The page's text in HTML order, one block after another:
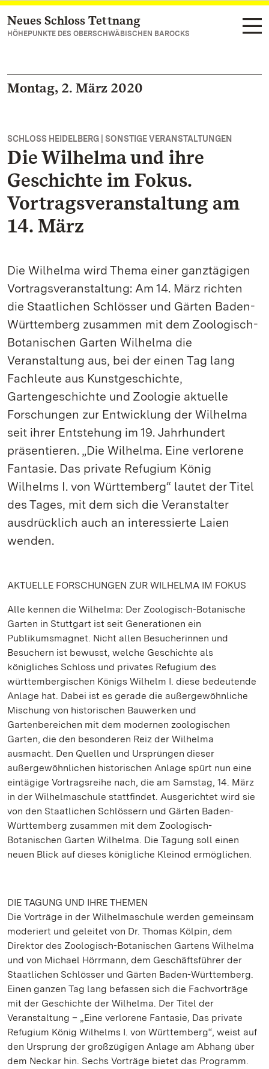
Zum Hauptinhalt springen
Neues Schloss Tettnang
HÖHEPUNKTE DES OBERSCHWÄBISCHEN BAROCKS
Montag, 2. März 2020
SCHLOSS HEIDELBERG | SONSTIGE VERANSTALTUNGEN
Die Wilhelma und ihre
Geschichte im Fokus.
Vortragsveranstaltung am
14. März
Die Wilhelma wird Thema einer ganztägigen
Vortragsveranstaltung: Am 14. März richten
die Staatlichen Schlösser und Gärten Baden-
Württemberg zusammen mit dem Zoologisch-
Botanischen Garten Wilhelma die
Veranstaltung aus, bei der einen Tag lang
Fachleute aus Kunstgeschichte,
Gartengeschichte und Zoologie aktuelle
Forschungen zur Entwicklung der Wilhelma
seit ihrer Entstehung im 19. Jahrhundert
präsentieren. „Die Wilhelma. Eine verlorene
Fantasie. Das private Refugium König
Wilhelms I. von Württemberg“ lautet der Titel
des Tages, mit dem sich die Veranstalter
ausdrücklich auch an interessierte Laien
wenden.
AKTUELLE FORSCHUNGEN ZUR WILHELMA IM FOKUS
Alle kennen die Wilhelma: Der Zoologisch-Botanische
Garten in Stuttgart ist seit Generationen ein
Publikumsmagnet. Nicht allen Besucherinnen und
Besuchern ist bewusst, welche Geschichte als
königliches Schloss und privates Refugium des
württembergischen Königs Wilhelm I. diese bedeutende
Anlage hat. Dabei ist es gerade die außergewöhnliche
Mischung von historischen Bauwerken und
Gartenbereichen mit dem modernen zoologischen
Garten, die den besonderen Reiz der Wilhelma
ausmacht. Den Quellen und Ursprüngen dieser
außergewöhnlichen historischen Anlage spürt nun eine
eintägige Vortragsreihe nach, die am Samstag, 14. März
in der Wilhelmaschule stattfindet. Ausgerichtet wird sie
von den Staatlichen Schlössern und Gärten Baden-
Württemberg zusammen mit dem Zoologisch-
Botanischen Garten Wilhelma. Die Tagung soll einen
neuen Blick auf dieses königliche Kleinod ermöglichen.
DIE TAGUNG UND IHRE THEMEN
Die Vorträge in der Wilhelmaschule werden gemeinsam
moderiert und geleitet von Dr. Thomas Kölpin, dem
Direktor des Zoologisch-Botanischen Gartens Wilhelma
und von Michael Hörrmann, dem Geschäftsführer der
Staatlichen Schlösser und Gärten Baden-Württemberg.
Einen ganzen Tag lang befassen sich die Fachvorträge
mit der Geschichte der Wilhelma. Der Titel der
Veranstaltung – „Eine verlorene Fantasie, Das private
Refugium König Wilhelms I. von Württemberg“, weist auf
den Ursprung der großzügigen Anlage am Abhang über
dem Neckar hin. Sechs Vorträge bietet das Programm.